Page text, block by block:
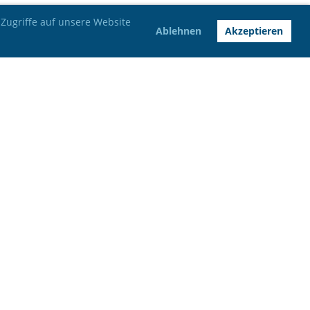
auf unsere Website
Ablehnen Akzeptieren